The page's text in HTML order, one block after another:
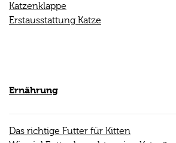
Katzenklappe
Erstausstattung Katze
Ernährung
Das richtige Futter für Kitten